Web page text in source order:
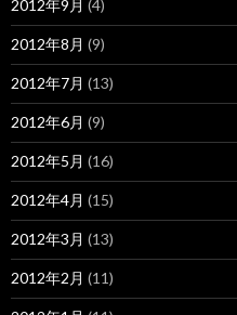
2012年9月 (4)
2012年8月 (9)
2012年7月 (13)
2012年6月 (9)
2012年5月 (16)
2012年4月 (15)
2012年3月 (13)
2012年2月 (11)